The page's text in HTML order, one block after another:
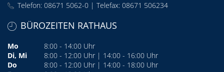
Telefon: 08671 5062-0 | Telefax: 08671 506234
BÜROZEITEN RATHAUS
Mo
8:00 - 14:00 Uhr
Di, Mi
8:00 - 12:00 Uhr | 14:00 - 16:00 Uhr
Do
8:00 - 12:00 Uhr | 14:00 - 18:00 Uhr